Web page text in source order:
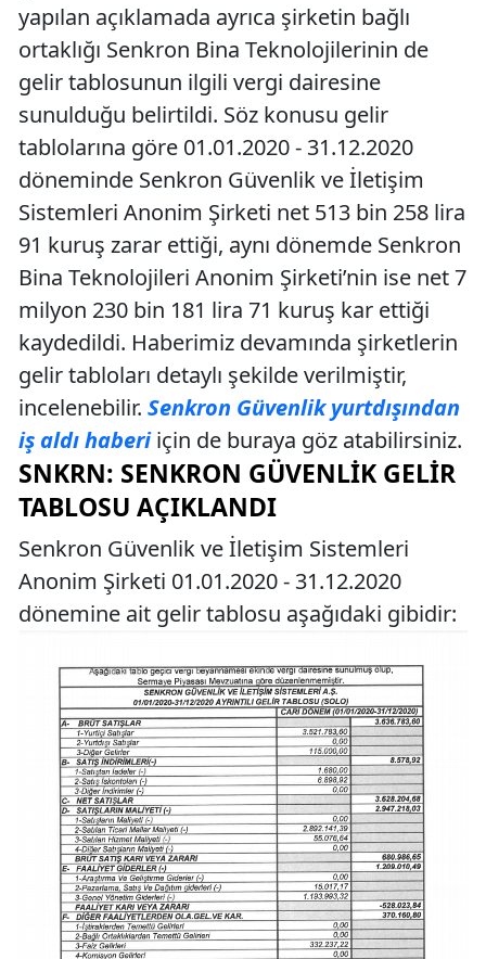
yapılan açıklamada ayrıca şirketin bağlı
ortaklığı Senkron Bina Teknolojilerinin de
gelir tablosunun ilgili vergi dairesine
sunulduğu belirtildi. Söz konusu gelir
tablolarına göre 01.01.2020 - 31.12.2020
döneminde Senkron Güvenlik ve İletişim
Sistemleri Anonim Şirketi net 513 bin 258 lira
91 kuruş zarar ettiği, aynı dönemde Senkron
Bina Teknolojileri Anonim Şirketi’nin ise net 7
milyon 230 bin 181 lira 71 kuruş kar ettiği
kaydedildi. Haberimiz devamında şirketlerin
gelir tabloları detaylı şekilde verilmiştir,
incelenebilir. Senkron Güvenlik yurtdışından
iş aldı haberi için de buraya göz atabilirsiniz.
SNKRN: SENKRON GÜVENLIK GELIR
TABLOSU AÇIKLANDI
Senkron Güvenlik ve İletişim Sistemleri
Anonim Şirketi 01.01.2020 - 31.12.2020
dönemine ait gelir tablosu aşağıdaki gibidir: